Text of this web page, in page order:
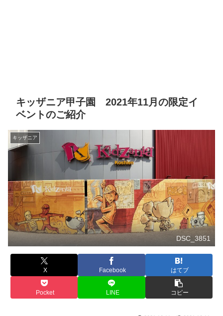
キッザニア甲子園 2021年11月の限定イ
ベントのご紹介
キッザニア
DSC_3851
X Facebook はてブ
Pocket LINE コピー